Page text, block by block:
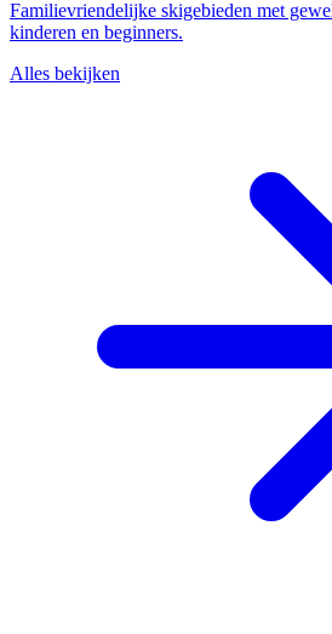
Familievriendelijke skigebieden met
kinderen en beginners.
Alles bekijken